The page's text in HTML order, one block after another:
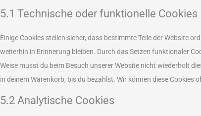
5.1 Technische oder funktionelle Cookies
Einige Cookies stellen sicher, dass bestimmte Teile der Website
weiterhin in Erinnerung bleiben. Durch das Setzen funktionaler
Weise musst du beim Besuch unserer Website nicht wiederholt
in deinem Warenkorb, bis du bezahlst. Wir können diese Cookies
5.2 Analytische Cookies